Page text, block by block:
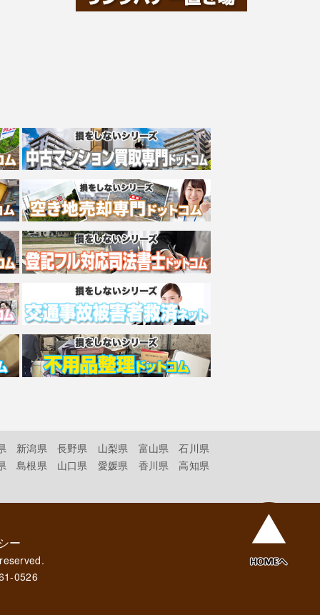
新潟県 長野県 山梨県 富山県
石川県
島根県 山口県 愛媛県 香川県 高知県
ー
0526